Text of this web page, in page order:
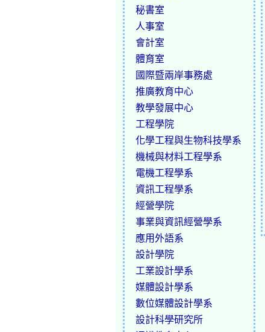
秘書室
人事室
會計室
體育室
國際暨兩岸事務處
推廣教育中心
教學發展中心
工程學院
化學工程與生物科技學系
機械與材料工程學系
電機工程學系
資訊工程學系
經營學院
事業與資訊經營學系
應用外語系
設計學院
工業設計學系
媒體設計學系
數位媒體設計學系
設計科學研究所